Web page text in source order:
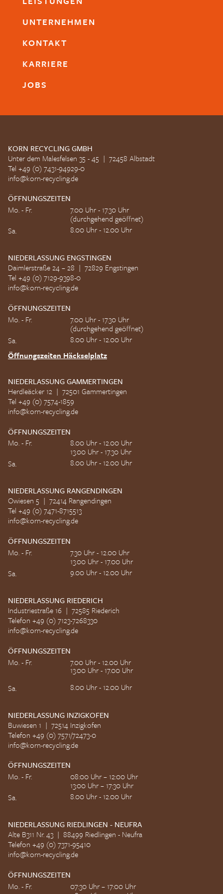
UNTERNEHMEN
KONTAKT
KARRIERE
JOBS
KORN RECYCLING GMBH
Unter dem Malesfelsen 35 - 45 | 72458 Albstadt
Tel +49 (0) 7431-94929-0
info@korn-recycling.de
ÖFFNUNGSZEITEN
Mo. - Fr.
7.00 Uhr - 17.30 Uhr
(durchgehend geöffnet)
Sa.
8.00 Uhr - 12.00 Uhr
NIEDERLASSUNG ENGSTINGEN
Daimlerstraße 24 – 28 | 72829 Engstingen
Tel +49 (0) 7129-9398-0
info@korn-recycling.de
ÖFFNUNGSZEITEN
Mo. - Fr.
7.00 Uhr - 17.30 Uhr
(durchgehend geöffnet)
Sa.
8.00 Uhr - 12.00 Uhr
Öffnungszeiten Häckselplatz
NIEDERLASSUNG GAMMERTINGEN
Herdleäcker 12 | 72501 Gammertingen
Tel +49 (0) 7574-1859
info@korn-recycling.de
ÖFFNUNGSZEITEN
Mo. - Fr.
8.00 Uhr - 12.00 Uhr
13.00 Uhr - 17.30 Uhr
Sa.
8.00 Uhr - 12.00 Uhr
NIEDERLASSUNG RANGENDINGEN
Owiesen 5 | 72414 Rangendingen
Tel +49 (0) 7471-8715513
info@korn-recycling.de
ÖFFNUNGSZEITEN
Mo. - Fr.
7.30 Uhr - 12.00 Uhr
13.00 Uhr - 17.00 Uhr
Sa.
9.00 Uhr - 12.00 Uhr
NIEDERLASSUNG RIEDERICH
Industriestraße 16 | 72585 Riederich
Telefon +49 (0) 7123-7268330
info@korn-recycling.de
ÖFFNUNGSZEITEN
Mo. - Fr.
7.00 Uhr - 12.00 Uhr
13.00 Uhr - 17.00 Uhr
Sa.
8.00 Uhr - 12.00 Uhr
NIEDERLASSUNG INZIGKOFEN
Buwiesen 1 | 72514 Inzigkofen
Telefon +49 (0) 7571/72473-0
info@korn-recycling.de
ÖFFNUNGSZEITEN
Mo. - Fr.
08:00 Uhr – 12:00 Uhr
13:00 Uhr – 17:30 Uhr
Sa.
8.00 Uhr - 12.00 Uhr
NIEDERLASSUNG RIEDLINGEN - NEUFRA
Alte B311 Nr. 43 | 88499 Riedlingen - Neufra
Telefon +49 (0) 7371-95410
info@korn-recycling.de
ÖFFNUNGSZEITEN
Mo. - Fr.
07:30 Uhr – 17:00 Uhr